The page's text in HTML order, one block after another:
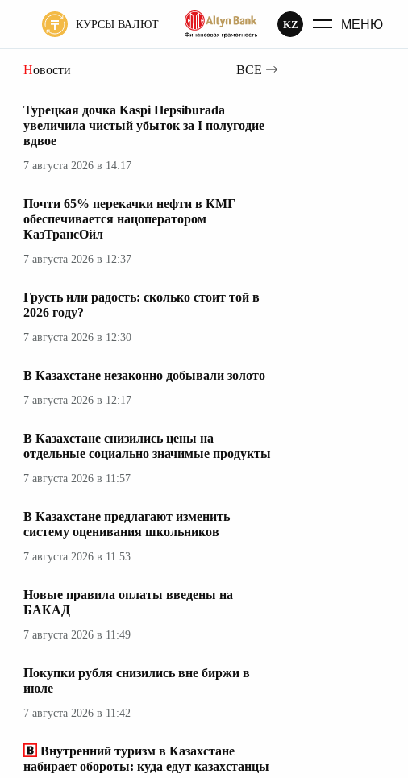
КУРСЫ ВАЛЮТ KZ МЕНЮ
Новости ВСЕ
Турецкая дочка Kaspi Hepsiburada
увеличила чистый убыток за I полугодие
вдвое
7 августа 2026 в 14:17
Почти 65% перекачки нефти в КМГ
обеспечивается нацоператором
КазТрансОйл
7 августа 2026 в 12:37
Грусть или радость: сколько стоит той в
2026 году?
7 августа 2026 в 12:30
В Казахстане незаконно добывали золото
7 августа 2026 в 12:17
В Казахстане снизились цены на
отдельные социально значимые продукты
7 августа 2026 в 11:57
В Казахстане предлагают изменить
систему оценивания школьников
7 августа 2026 в 11:53
Новые правила оплаты введены на
БАКАД
7 августа 2026 в 11:49
Покупки рубля снизились вне биржи в
июле
7 августа 2026 в 11:42
Внутренний туризм в Казахстане
набирает обороты: куда едут казахстанцы